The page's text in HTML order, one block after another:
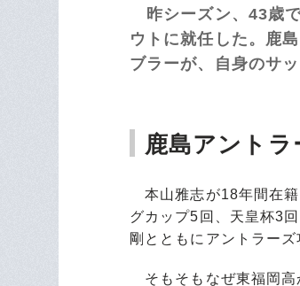
昨シーズン、43歳
ウトに就任した。鹿
ブラーが、自身のサ
鹿島アント
本山雅志が18年間在籍
グカップ5回、天皇杯3
剛とともにアントラー
そもそもなぜ東福岡高